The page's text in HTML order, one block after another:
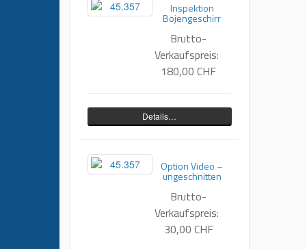
Inspektion
Bojengeschirr
Brutto-
Verkaufspreis:
180,00 CHF
Details…
Option Video –
ungeschnitten
Brutto-
Verkaufspreis:
30,00 CHF